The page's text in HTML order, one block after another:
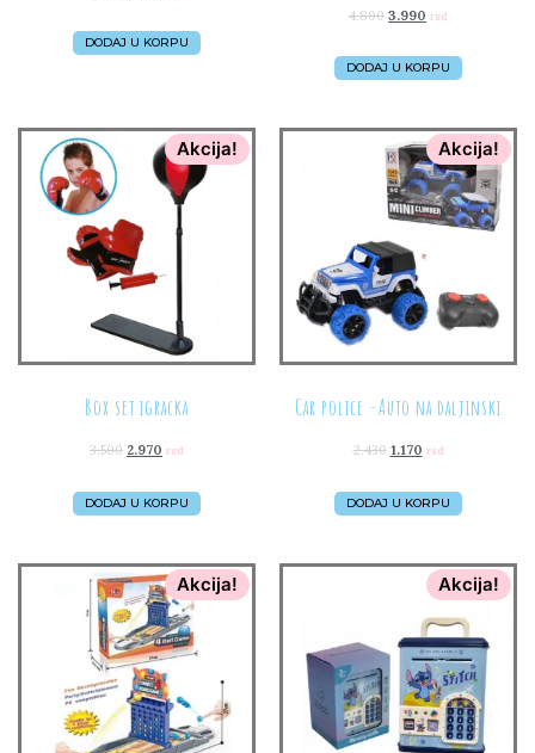
DODAJ U KORPU
4.890 3.990 rsd
DODAJ U KORPU
Akcija!
Box set igracka
3.500 2.970 rsd
DODAJ U KORPU
Akcija!
Car police -Auto na daljinski
2.430 1.170 rsd
DODAJ U KORPU
Akcija! Akcija!